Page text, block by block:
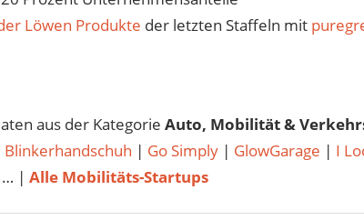
Löwen Produkte der letzten Staffeln mit
aus der Kategorie Auto, Mobilität &
Blinkerhandschuh | Go Simply| GlowGarage | I
| Alle Mobilitäts-Startups